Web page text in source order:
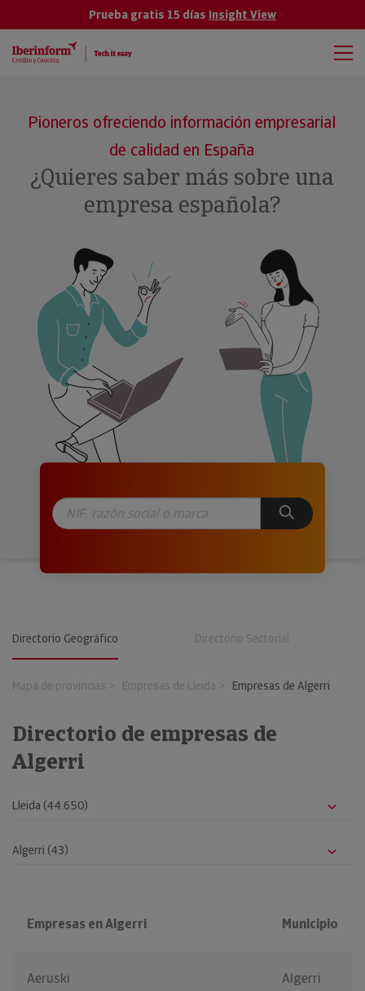
Prueba gratis 15 días Insight View
Pioneros ofreciendo información empresarial
de calidad en España
¿Quieres saber más sobre una
empresa española?
Directorio Geográfico Directorio Sectorial
Mapa de provincias Empresas de Lleida Empresas de Algerri
Directorio de empresas de
Algerri
Empresas en Algerri Municipio
Aeruski Algerri